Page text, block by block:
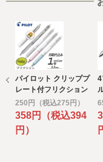
なお、個人情報保
(https://
制度に関する情報
お客様が未成年の
上で、本サービス
e) 個人情報の取扱い
取得した個人情報
とがあります。
その場合には、当
パイロット クリッププ
レート付フリクション
ボール ノック 0.5
白軸印刷代込
250円（税込275円）
358円（税込394
円）
4